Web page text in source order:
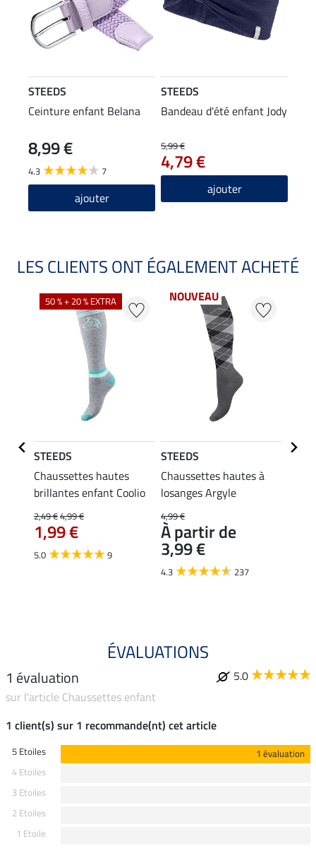
STEEDS
Ceinture enfant Belana
8,99 €
4.3 7
ajouter
STEEDS
Bandeau d'été enfant Jody
5,99 €
4,79 €
ajouter
LES CLIENTS ONT ÉGALEMENT ACHETÉ
50 % + 20 % EXTRA
STEEDS
Chaussettes hautes
brillantes enfant Coolio
2,49 €4,99 €
1,99 €
5.0 9
NOUVEAU
STEEDS
Chaussettes hautes à
losanges Argyle
4,99 €
À partir de
3,99 €
4.3 237
Felix
ÉVALUATIONS
1 évaluation
5.0
sur l'article Chaussettes enfant
1 client(s) sur 1 recommande(nt) cet article
5 Etoiles
1 évaluation
4 Etoiles
3 Etoiles
2 Etoiles
1 Etoile